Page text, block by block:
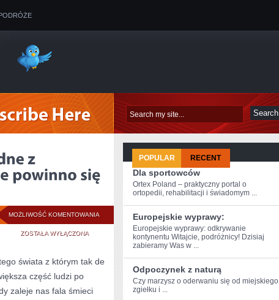
MOŻLIWOŚĆ KOMENTOWANIA MACHINY
SPRZĘT
OGRODNICZY
ZOSTAŁA WYŁĄCZONA
świata z którym tak de
część ludzi po
zaleje nas fala śmieci
POPULAR RECENT
Dla sportowców
Ortex Poland – praktyczny portal o
ortopedii, rehabilitacji i świadomym ...
Europejskie wyprawy:
Europejskie wyprawy: ⁣odkrywanie
kontynentu Witajcie, podróżnicy! Dzisiaj
zabieramy Was w ...
Odpoczynek z naturą
Czy marzysz o oderwaniu ​się od miejskiego
zgiełku i ...